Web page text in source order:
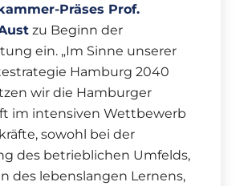
Präses Prof.
zu Beginn der
ein. „Im Sinne unserer
Hamburg 2040
wir die Hamburger
im intensiven Wettbewerb
sowohl bei der
des betrieblichen Umfelds,
des lebenslangen Lernens,